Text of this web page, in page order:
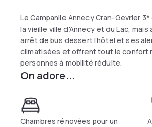
Le Campanile Annecy Cran-Gevrier
la vieille ville d'Annecy et du Lac,
arrêt de bus dessert l’hôtel et ses
climatisées et offrent tout le confort
personnes à mobilité réduite.
On adore...
Chambres rénovées pour un